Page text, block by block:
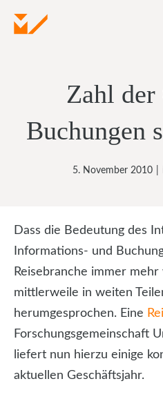
Inhalt
Zahl
Buchungen
5. November 2010
Dass die Bedeutung des
Informations- und
Reisebranche immer mehr
mittlerweile in weiten
herumgesprochen. Eine
Forschungsgemeinschaft
liefert nun hierzu einige
aktuellen Geschäftsjahr.